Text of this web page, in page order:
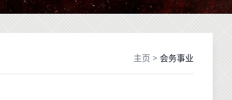
主页 > 会务事业